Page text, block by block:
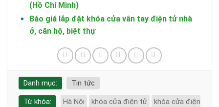
(Hồ Chí Minh)
Báo giá lắp đặt khóa cửa vân tay điện tử nhà
ở, căn hộ, biệt thự
Danh mục: Tin tức
Từ khóa: Hà Nội khóa cửa điện tử
khóa cửa điện